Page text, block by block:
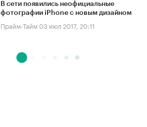
В сети появились неофициальные
фотографии iPhone с новым дизайном
Прайм-Тайм 03 июл 2017, 20:11